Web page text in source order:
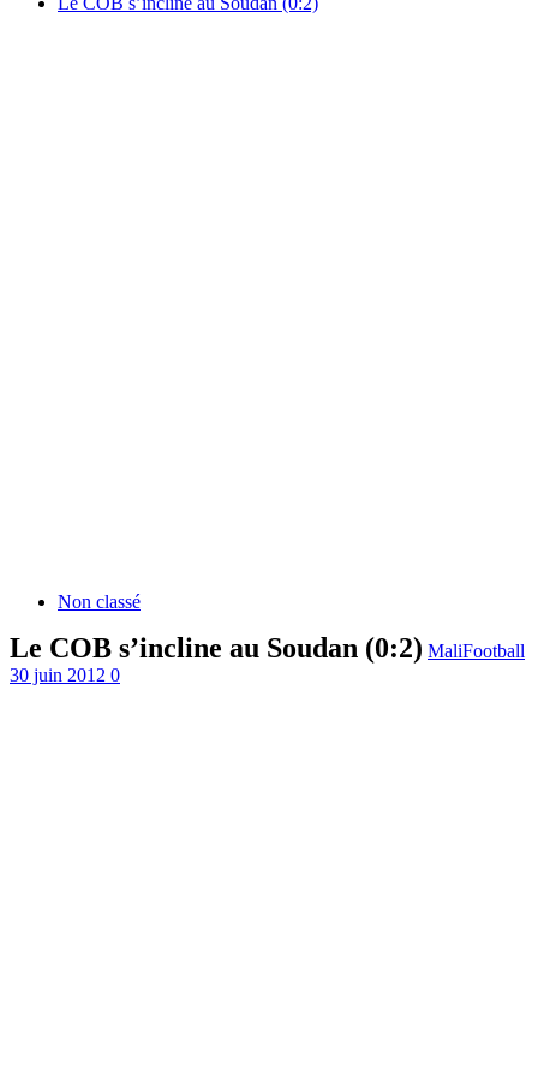
Non classé
Le COB s’incline au Soudan (0:2) MaliFootball
30 juin 2012 0